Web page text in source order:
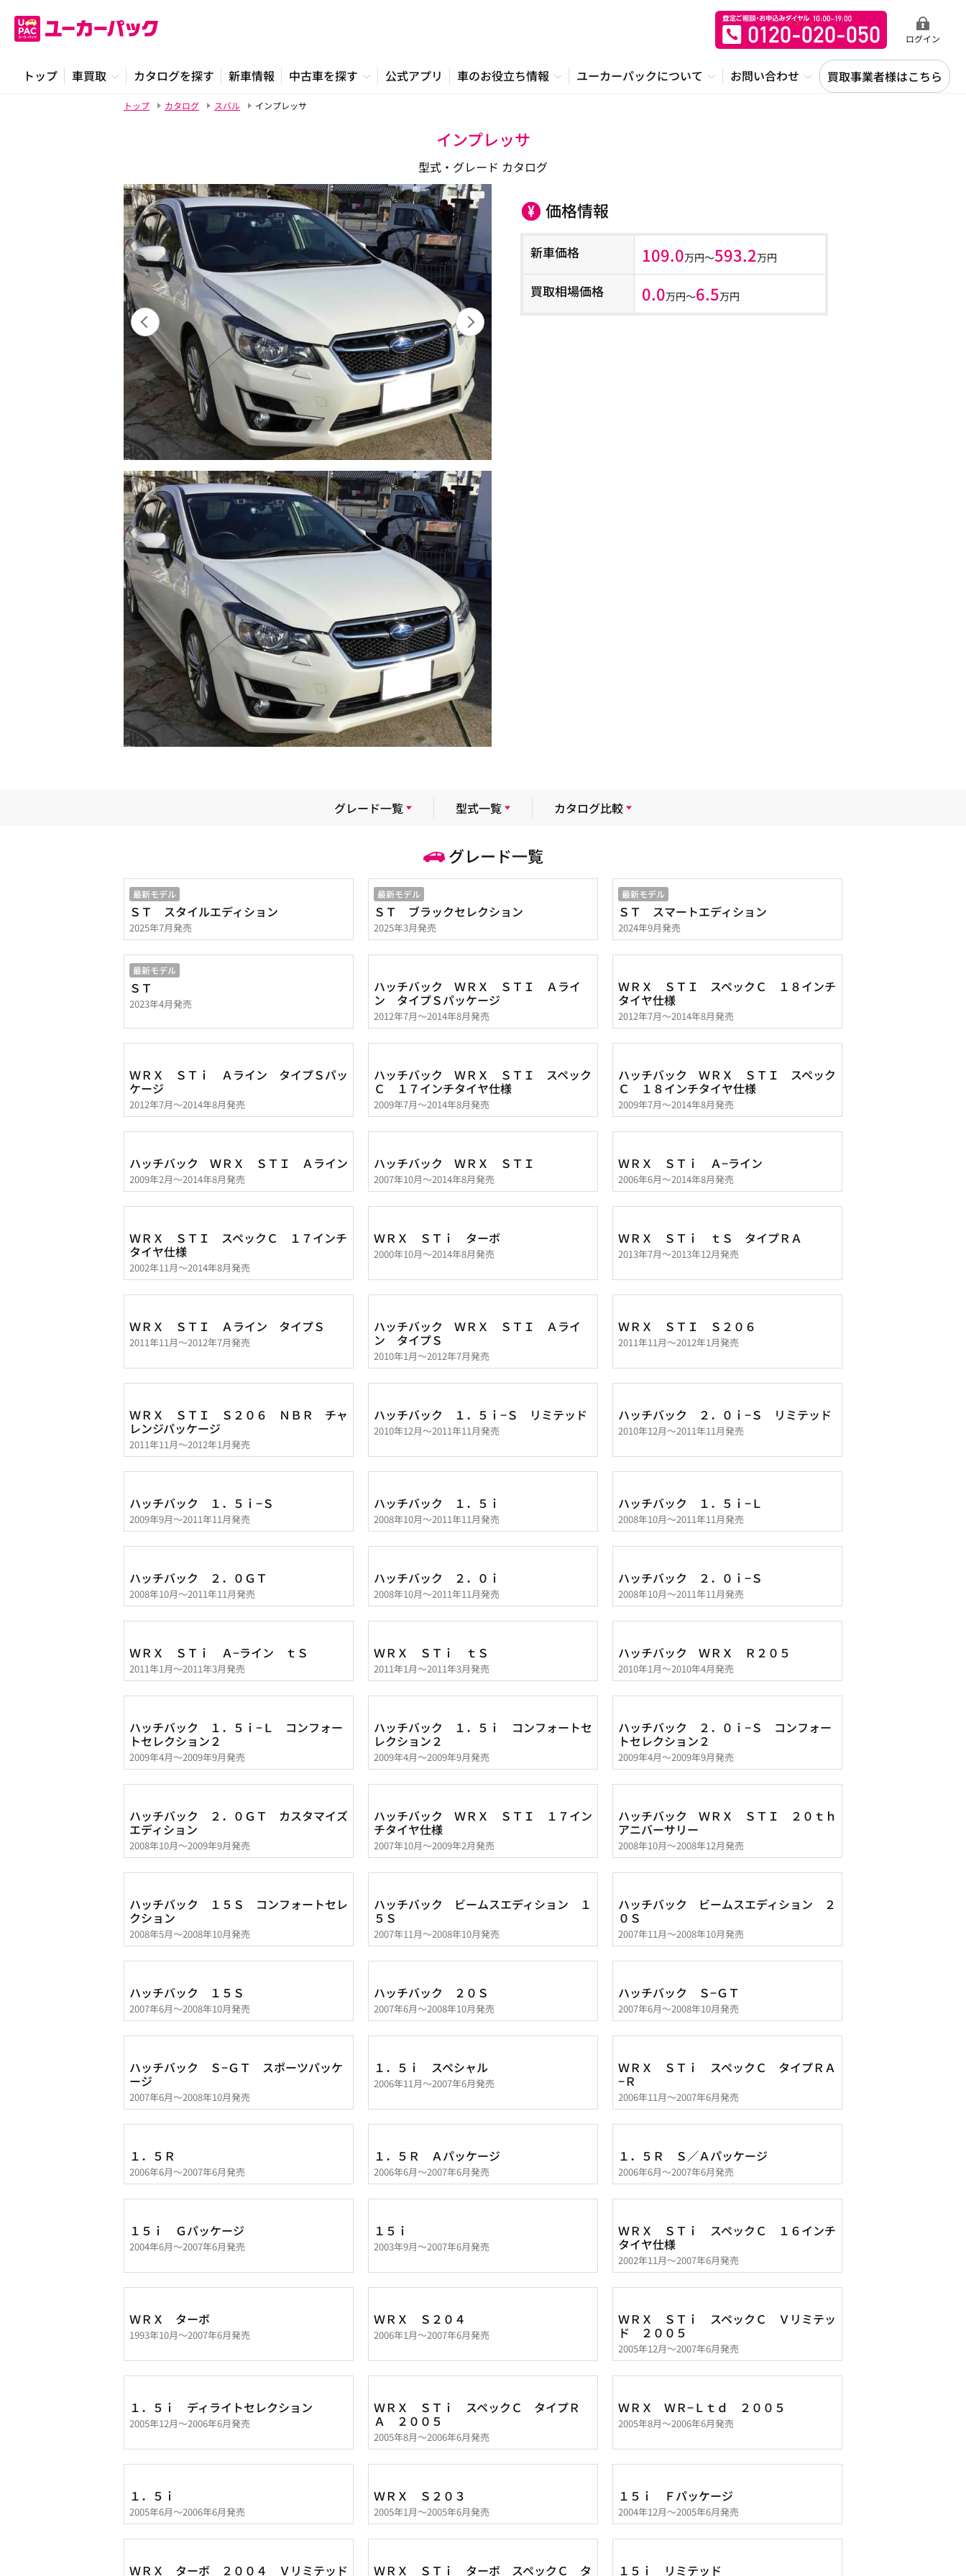
ログイン
トップ 車買取 カタログを探す 新車情報 中古車を探す 公式アプリ 車のお役立ち情報 ユーカーパックについて お問い合わせ 買取事業者様はこちら
トップ カタログ スバル インプレッサ
インプレッサ
型式・グレード カタログ
価格情報
新車価格 109.0万円～593.2万円
買取相場価格 0.0万円〜6.5万円
グレード一覧 型式一覧 カタログ比較
グレード一覧
最新モデル
ＳＴ スタイルエディション
2025年7月発売
最新モデル
ＳＴ ブラックセレクション
2025年3月発売
最新モデル
ＳＴ スマートエディション
2024年9月発売
最新モデル
ＳＴ
2023年4月発売
ハッチバック ＷＲＸ ＳＴＩ Ａライ
ン タイプＳパッケージ
2012年7月～2014年8月発売
ＷＲＸ ＳＴＩ スペックＣ １８インチ
タイヤ仕様
2012年7月～2014年8月発売
ＷＲＸ ＳＴｉ Ａライン タイプＳパッ
ケージ
2012年7月～2014年8月発売
ハッチバック ＷＲＸ ＳＴＩ スペック
Ｃ １７インチタイヤ仕様
2009年7月～2014年8月発売
ハッチバック ＷＲＸ ＳＴＩ スペック
Ｃ １８インチタイヤ仕様
2009年7月～2014年8月発売
ハッチバック ＷＲＸ ＳＴＩ Ａライン
2009年2月～2014年8月発売
ハッチバック ＷＲＸ ＳＴＩ
2007年10月～2014年8月発売
ＷＲＸ ＳＴｉ Ａ−ライン
2006年6月～2014年8月発売
ＷＲＸ ＳＴＩ スペックＣ １７インチ
タイヤ仕様
2002年11月～2014年8月発売
ＷＲＸ ＳＴｉ ターボ
2000年10月～2014年8月発売
ＷＲＸ ＳＴｉ ｔＳ タイプＲＡ
2013年7月～2013年12月発売
ＷＲＸ ＳＴＩ Ａライン タイプＳ
2011年11月～2012年7月発売
ハッチバック ＷＲＸ ＳＴＩ Ａライ
ン タイプＳ
2010年1月～2012年7月発売
ＷＲＸ ＳＴＩ Ｓ２０６
2011年11月～2012年1月発売
ＷＲＸ ＳＴＩ Ｓ２０６ ＮＢＲ チャ
レンジパッケージ
2011年11月～2012年1月発売
ハッチバック １．５ｉ−Ｓ リミテッド
2010年12月～2011年11月発売
ハッチバック ２．０ｉ−Ｓ リミテッド
2010年12月～2011年11月発売
ハッチバック １．５ｉ−Ｓ
2009年9月～2011年11月発売
ハッチバック １．５ｉ
2008年10月～2011年11月発売
ハッチバック １．５ｉ−Ｌ
2008年10月～2011年11月発売
ハッチバック ２．０ＧＴ
2008年10月～2011年11月発売
ハッチバック ２．０ｉ
2008年10月～2011年11月発売
ハッチバック ２．０ｉ−Ｓ
2008年10月～2011年11月発売
ＷＲＸ ＳＴｉ Ａ−ライン ｔＳ
2011年1月～2011年3月発売
ＷＲＸ ＳＴｉ ｔＳ
2011年1月～2011年3月発売
ハッチバック ＷＲＸ Ｒ２０５
2010年1月～2010年4月発売
ハッチバック １．５ｉ−Ｌ コンフォー
トセレクション２
2009年4月～2009年9月発売
ハッチバック １．５ｉ コンフォートセ
レクション２
2009年4月～2009年9月発売
ハッチバック ２．０ｉ−Ｓ コンフォー
トセレクション２
2009年4月～2009年9月発売
ハッチバック ２．０ＧＴ カスタマイズ
エディション
2008年10月～2009年9月発売
ハッチバック ＷＲＸ ＳＴＩ １７イン
チタイヤ仕様
2007年10月～2009年2月発売
ハッチバック ＷＲＸ ＳＴＩ ２０ｔｈ
アニバーサリー
2008年10月～2008年12月発売
ハッチバック １５Ｓ コンフォートセレ
クション
2008年5月～2008年10月発売
ハッチバック ビームスエディション １
５Ｓ
2007年11月～2008年10月発売
ハッチバック ビームスエディション ２
０Ｓ
2007年11月～2008年10月発売
ハッチバック １５Ｓ
2007年6月～2008年10月発売
ハッチバック ２０Ｓ
2007年6月～2008年10月発売
ハッチバック Ｓ−ＧＴ
2007年6月～2008年10月発売
ハッチバック Ｓ−ＧＴ スポーツパッケ
ージ
2007年6月～2008年10月発売
１．５ｉ スペシャル
2006年11月～2007年6月発売
ＷＲＸ ＳＴｉ スペックＣ タイプＲＡ
−Ｒ
2006年11月～2007年6月発売
１．５Ｒ
2006年6月～2007年6月発売
１．５Ｒ Ａパッケージ
2006年6月～2007年6月発売
１．５Ｒ Ｓ／Ａパッケージ
2006年6月～2007年6月発売
１５ｉ Ｇパッケージ
2004年6月～2007年6月発売
１５ｉ
2003年9月～2007年6月発売
ＷＲＸ ＳＴｉ スペックＣ １６インチ
タイヤ仕様
2002年11月～2007年6月発売
ＷＲＸ ターボ
1993年10月～2007年6月発売
ＷＲＸ Ｓ２０４
2006年1月～2007年6月発売
ＷＲＸ ＳＴｉ スペックＣ Ｖリミテッ
ド ２００５
2005年12月～2007年6月発売
１．５ｉ ディライトセレクション
2005年12月～2006年6月発売
ＷＲＸ ＳＴｉ スペックＣ タイプＲ
Ａ ２００５
2005年8月～2006年6月発売
ＷＲＸ ＷＲ−Ｌｔｄ ２００５
2005年8月～2006年6月発売
１．５ｉ
2005年6月～2006年6月発売
ＷＲＸ Ｓ２０３
2005年1月～2005年6月発売
１５ｉ Ｆパッケージ
2004年12月～2005年6月発売
ＷＲＸ ターボ ２００４ Ｖリミテッド ＷＲＸ ＳＴｉ ターボ スペックＣ タ １５ｉ リミテッド